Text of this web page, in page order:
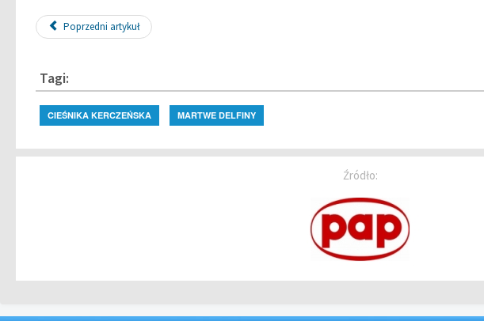
Poprzedni artykuł
Tagi:
CIEŚNIKA KERCZEŃSKA MARTWE DELFINY
Źródło: